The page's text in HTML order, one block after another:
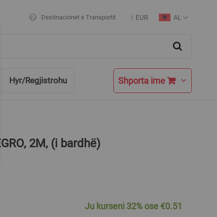
Destinacionet e Transportit
Currency
€ EUR
Language
AL
Hyr/Regjistrohu Shporta ime
2M, (i bardhë)
Ju kurseni 32% ose €0.51